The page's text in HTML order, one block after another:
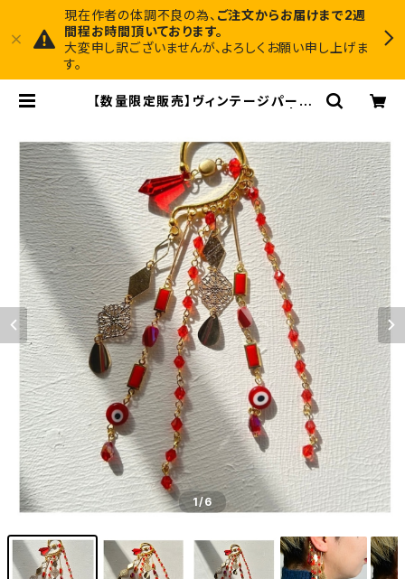
現在作者の体調不良の為、 ご注文からお届けまで2週
間程お時間頂いております。
大変申し訳ございませんが、よろしくお願い申し上げま
す。
【数量限定販売】ヴィンテージパーツ
アに馴染むアートと、ちょっと尖ったア
クセサリーのお店
1/6